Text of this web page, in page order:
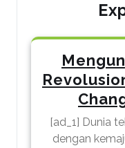
[ad_1] Dunia
dengan